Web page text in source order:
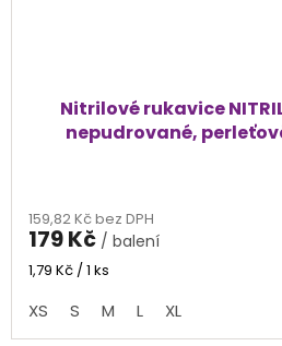
Nitrilové rukavice NITRIL
nepudrované,
produktu
je
5,0
5
hvězdiček.
159,82 Kč bez DPH
179 Kč / balení
Měrná
1,79 Kč / 1 ks
XS S M L XL